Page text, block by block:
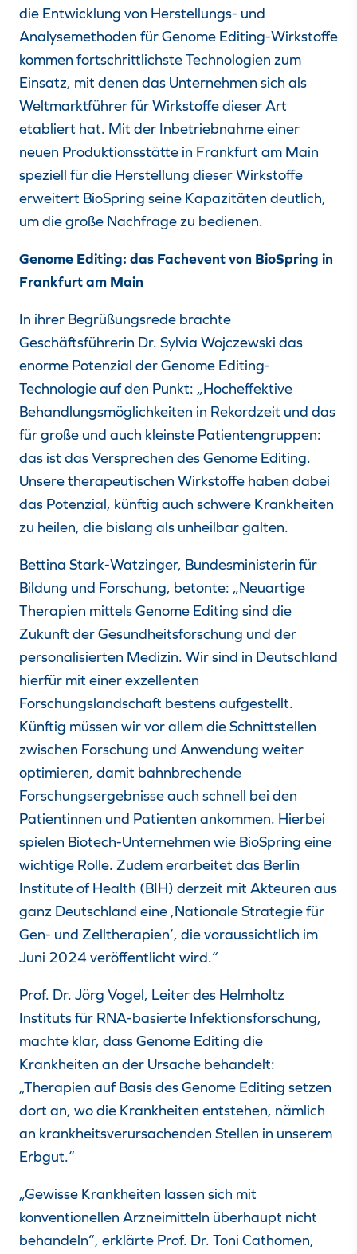
die Entwicklung von Herstellungs- und
Analysemethoden für Genome Editing-Wirkstoffe
kommen fortschrittlichste Technologien zum
Einsatz, mit denen das Unternehmen sich als
Weltmarktführer für Wirkstoffe dieser Art
etabliert hat. Mit der Inbetriebnahme einer
neuen Produktionsstätte in Frankfurt am Main
speziell für die Herstellung dieser Wirkstoffe
erweitert BioSpring seine Kapazitäten deutlich,
um die große Nachfrage zu bedienen.
Genome Editing: das Fachevent von BioSpring in
Frankfurt am Main
In ihrer Begrüßungsrede brachte
Geschäftsführerin Dr. Sylvia Wojczewski das
enorme Potenzial der Genome Editing-
Technologie auf den Punkt: „Hocheffektive
Behandlungsmöglichkeiten in Rekordzeit und das
für große und auch kleinste Patientengruppen:
das ist das Versprechen des Genome Editing.
Unsere therapeutischen Wirkstoffe haben dabei
das Potenzial, künftig auch schwere Krankheiten
zu heilen, die bislang als unheilbar galten.
Bettina Stark-Watzinger, Bundesministerin für
Bildung und Forschung, betonte: „Neuartige
Therapien mittels Genome Editing sind die
Zukunft der Gesundheitsforschung und der
personalisierten Medizin. Wir sind in Deutschland
hierfür mit einer exzellenten
Forschungslandschaft bestens aufgestellt.
Künftig müssen wir vor allem die Schnittstellen
zwischen Forschung und Anwendung weiter
optimieren, damit bahnbrechende
Forschungsergebnisse auch schnell bei den
Patientinnen und Patienten ankommen. Hierbei
spielen Biotech-Unternehmen wie BioSpring eine
wichtige Rolle. Zudem erarbeitet das Berlin
Institute of Health (BIH) derzeit mit Akteuren aus
ganz Deutschland eine ‚Nationale Strategie für
Gen- und Zelltherapien‘, die voraussichtlich im
Juni 2024 veröffentlicht wird.“
Prof. Dr. Jörg Vogel, Leiter des Helmholtz
Instituts für RNA-basierte Infektionsforschung,
machte klar, dass Genome Editing die
Krankheiten an der Ursache behandelt:
„Therapien auf Basis des Genome Editing setzen
dort an, wo die Krankheiten entstehen, nämlich
an krankheitsverursachenden Stellen in unserem
Erbgut.“
„Gewisse Krankheiten lassen sich mit
konventionellen Arzneimitteln überhaupt nicht
behandeln“, erklärte Prof. Dr. Toni Cathomen,